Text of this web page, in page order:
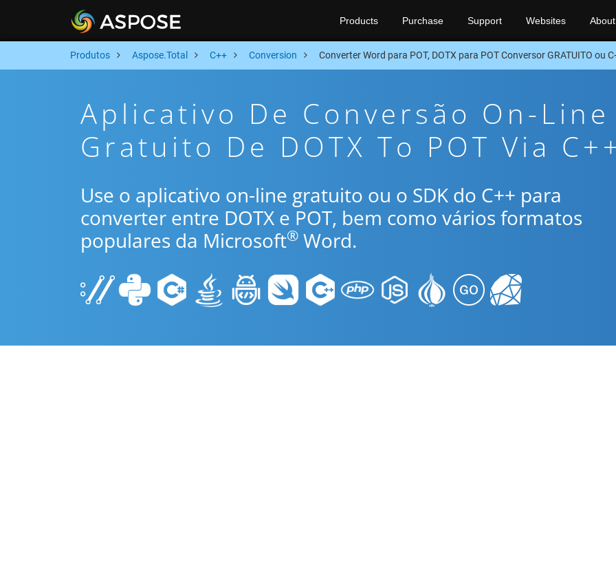
Products Purchase Support Websites About
Produtos Aspose.Total C++ Conversion Converter Word para POT, DOTX para POT Conversor GRATUITO ou
Aplicativo De Conversão On-Line
Gratuito De DOTX To POT Via
Use o aplicativo on-line gratuito ou o SDK do C++ para
converter entre DOTX e POT, bem como vários formatos
populares da Microsoft® Word.